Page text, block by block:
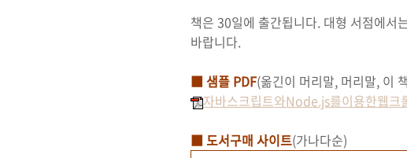
책은 30일에 출간됩니다. 대형 서점에서
바랍니다.
■ 샘플 PDF(옮긴이 머리말, 머리말, 이
자바스크립트와Node.js를이용한웹
■ 도서구매 사이트(가나다순)